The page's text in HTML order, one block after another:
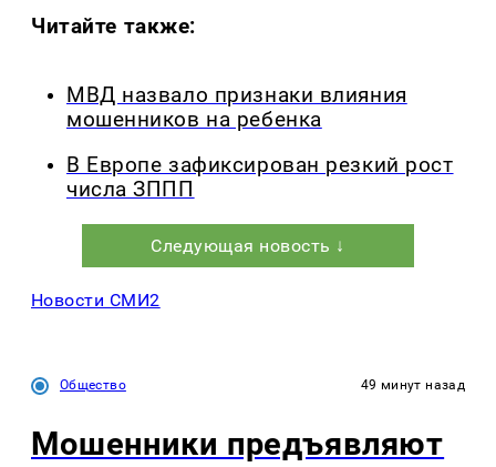
Читайте также:
МВД назвало признаки влияния
мошенников на ребенка
В Европе зафиксирован резкий рост
числа ЗППП
Следующая новость ↓
Новости СМИ2
Общество 49 минут назад
Мошенники предъявляют